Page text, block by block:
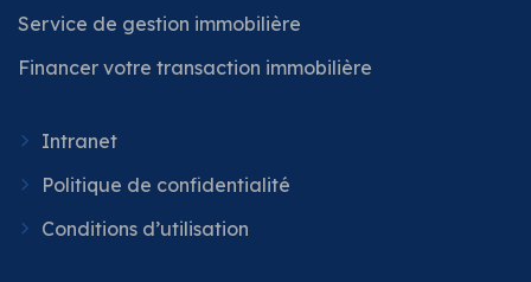
Service de gestion immobilière
Financer votre transaction immobilière
Intranet
Politique de confidentialité
Conditions d’utilisation